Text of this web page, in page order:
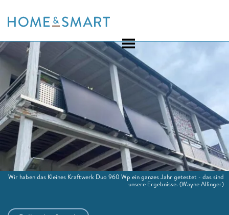
to
Wir haben das Kleines Kraftwerk Duo 960 Wp ein ganzes Jahr getestet - das sind
unsere Ergebnisse.(Wayne Allinger)